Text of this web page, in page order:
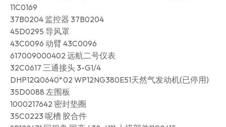
11C0169
37B0204 监控器 37B0204
45D0295 导风罩
43C0096 动臂 43C0096
617009000402 远航二号仪表
32C0617 三通接头 3-G1/4
DHP12Q0640*02 WP12NG380E51天然气发动机(已停用)
35D0088 左围板
1000217642 密封垫圈
35C0223 呢槽 胶合件